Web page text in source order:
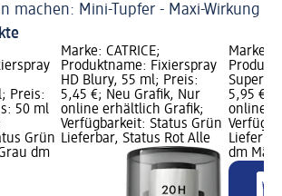
machen: Mini-Tupfer - Maxi-Wirkung
Preis:
50 ml
Grün
dm
Marke: CATRICE;
Produktname: Fixierspray
HD Blury, 55 ml; Preis:
5,45 €; Neu Grafik, Nur
online erhältlich Grafik;
Verfügbarkeit: Status Grün
Lieferbar, Status Rot Alle
Marke:
5,95 €;
online
dm